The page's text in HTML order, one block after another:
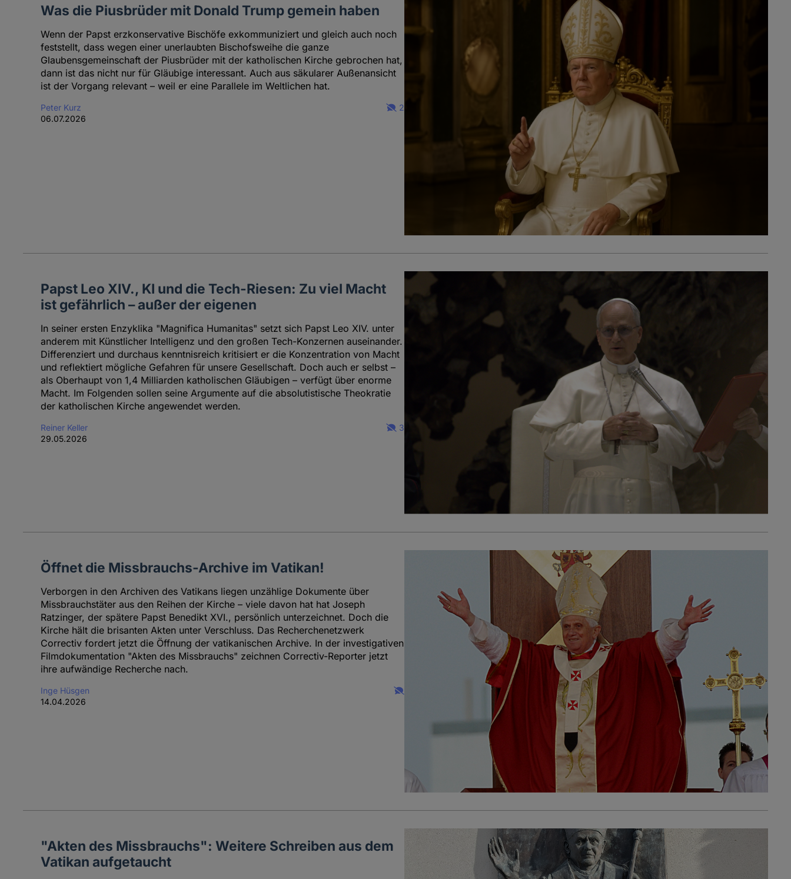
Was die Piusbrüder mit Donald Trump gemein haben
Wenn der Papst erzkonservative Bischöfe exkommuniziert und gleich auch noch
feststellt, dass wegen einer unerlaubten Bischofsweihe die ganze
Glaubensgemeinschaft der Piusbrüder mit der katholischen Kirche gebrochen hat,
dann ist das nicht nur für Gläubige interessant. Auch aus säkularer Außenansicht
ist der Vorgang relevant – weil er eine Parallele im Weltlichen hat.
Peter Kurz
06.07.2026
2
Papst Leo XIV., KI und die Tech-Riesen: Zu viel Macht
ist gefährlich – außer der eigenen
In seiner ersten Enzyklika "Magnifica Humanitas" setzt sich Papst Leo XIV. unter
anderem mit Künstlicher Intelligenz und den großen Tech-Konzernen auseinander.
Differenziert und durchaus kenntnisreich kritisiert er die Konzentration von Macht
und reflektiert mögliche Gefahren für unsere Gesellschaft. Doch auch er selbst –
als Oberhaupt von 1,4 Milliarden katholischen Gläubigen – verfügt über enorme
Macht. Im Folgenden sollen seine Argumente auf die absolutistische Theokratie
der katholischen Kirche angewendet werden.
Reiner Keller
29.05.2026
3
Öffnet die Missbrauchs-Archive im Vatikan!
Verborgen in den Archiven des Vatikans liegen unzählige Dokumente über
Missbrauchstäter aus den Reihen der Kirche – viele davon hat hat Joseph
Ratzinger, der spätere Papst Benedikt XVI., persönlich unterzeichnet. Doch die
Kirche hält die brisanten Akten unter Verschluss. Das Recherchenetzwerk
Correctiv fordert jetzt die Öffnung der vatikanischen Archive. In der investigativen
Filmdokumentation "Akten des Missbrauchs" zeichnen Correctiv-Reporter jetzt
ihre aufwändige Recherche nach.
Inge Hüsgen
14.04.2026
"Akten des Missbrauchs": Weitere Schreiben aus dem
Vatikan aufgetaucht